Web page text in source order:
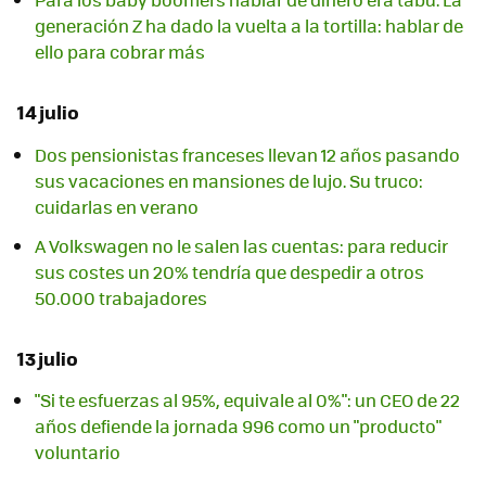
generación Z ha dado la vuelta a la tortilla: hablar de
ello para cobrar más
14 julio
Dos pensionistas franceses llevan 12 años pasando
sus vacaciones en mansiones de lujo. Su truco:
cuidarlas en verano
A Volkswagen no le salen las cuentas: para reducir
sus costes un 20% tendría que despedir a otros
50.000 trabajadores
13 julio
"Si te esfuerzas al 95%, equivale al 0%": un CEO de 22
años defiende la jornada 996 como un "producto"
voluntario